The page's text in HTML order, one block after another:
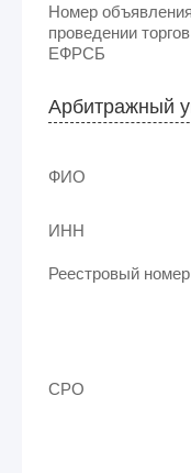
Номер
проведении
ЕФРСБ
Арбитражный
ФИО
ИНН
Реестровый номер
СРО